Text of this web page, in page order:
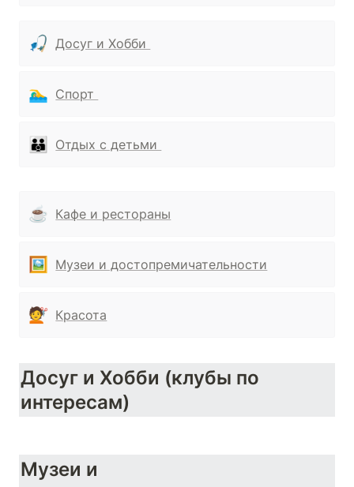
🎣 Досуг и Хобби
🏊‍♂️ Спорт
👪 Отдых с детьми
☕ Кафе и рестораны
🖼️ Музеи и достопремичательности
💇 Красота
Досуг и Хобби (клубы по
интересам)
Музеи и